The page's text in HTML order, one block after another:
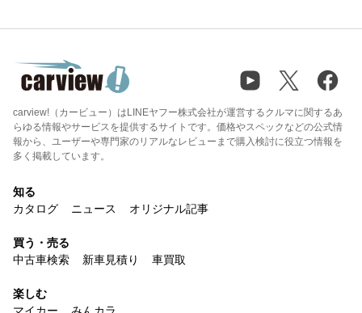
carview!（カービュー）はLINEヤフー株式会社が運営するクルマに関するあ
らゆる情報やサービスを提供するサイトです。価格やスペックなどの公式情
報から、ユーザーや専門家のリアルなレビューまで購入検討に役立つ情報を
多く掲載しています。
知る
カタログ
ニュース オリジナル記事
買う・売る
中古車検索
新車見積り 車買取
楽しむ
マイカー
みんカラ